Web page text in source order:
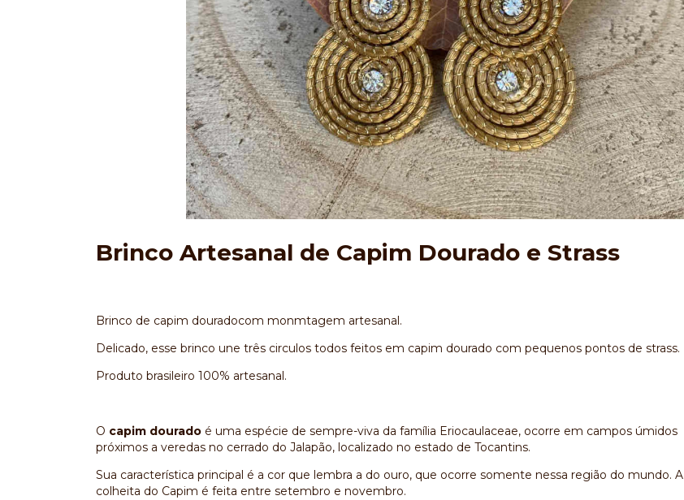
Brinco Artesanal de Capim Dourado e Strass
Brinco de capim douradocom monmtagem artesanal.
Delicado, esse brinco une três circulos todos feitos em capim dourado com pequenos pontos de strass.
Produto brasileiro 100% artesanal.
O capim dourado é uma espécie de sempre-viva da família Eriocaulaceae, ocorre em campos úmidos
próximos a veredas no cerrado do Jalapão, localizado no estado de Tocantins.
Sua característica principal é a cor que lembra a do ouro, que ocorre somente nessa região do mundo. A
colheita do Capim é feita entre setembro e novembro.